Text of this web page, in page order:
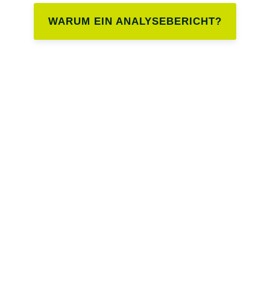
WARUM EIN ANALYSEBERICHT?